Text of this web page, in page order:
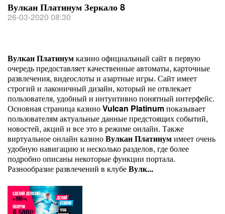
Вулкан Платинум Зеркало 8
26-03-2020 08:30
ВулканПлатинумказино официальный сайт в первую
очередь предоставляет качественные автоматы, карточные
развлечения, видеослоты и азартные игры. Сайт имеет
строгий и лаконичный дизайн, который не отвлекает
пользователя, удобный и интуитивно понятный интерфейс.
Основная страница казиноVulcan Platinumпоказывает
пользователям актуальные данные предстоящих событий,
новостей, акций и все это в режиме онлайн. Также
виртуальное онлайн казиноВулканПлатинумимеет очень
удобную навигацию и несколько разделов, где более
подробно описаны некоторые функции портала.
Разнообразие развлечений в клубеВулк...